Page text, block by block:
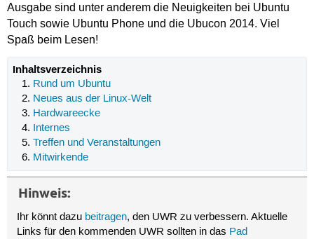
Ausgabe sind unter anderem die Neuigkeiten bei Ubuntu
Touch sowie Ubuntu Phone und die Ubucon 2014. Viel
Spaß beim Lesen!
Inhaltsverzeichnis
Rund um Ubuntu
Neues aus der Linux-Welt
Hardwareecke
Internes
Treffen und Veranstaltungen
Mitwirkende
Hinweis:
Ihr könnt dazu beitragen, den UWR zu verbessern. Aktuelle
Links für den kommenden UWR sollten in das Pad